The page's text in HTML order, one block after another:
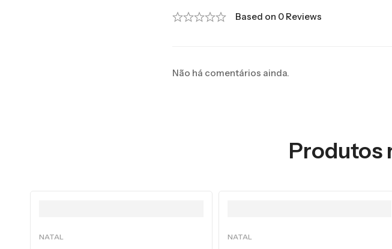
Based on 0 Reviews
Não há comentários ainda.
Produtos
NATAL NATAL